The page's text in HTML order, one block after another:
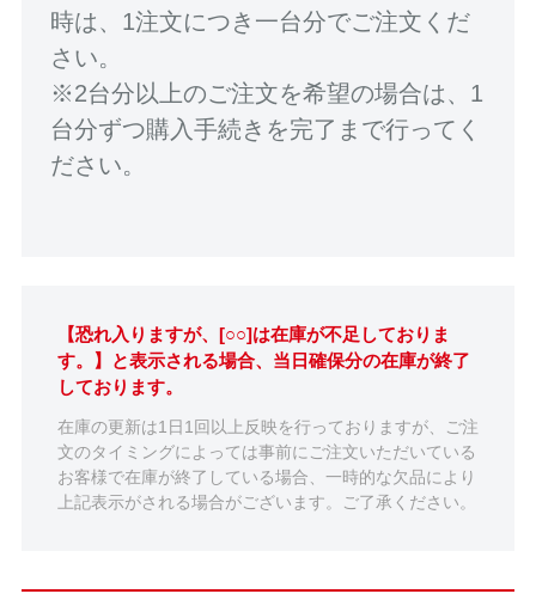
時は、1注文につき一台分でご注文くだ
さい。
※2台分以上のご注文を希望の場合は、1
台分ずつ購入手続きを完了まで行ってく
ださい。
【恐れ入りますが、[○○]は在庫が不足しておりま
す。】と表示される場合、当日確保分の在庫が終了
しております。
在庫の更新は1日1回以上反映を行っておりますが、ご注
文のタイミングによっては事前にご注文いただいている
お客様で在庫が終了している場合、一時的な欠品により
上記表示がされる場合がございます。ご了承ください。